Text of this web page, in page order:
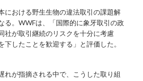
における野生生物の違法取引の課題解
る。WWFは、「国際的に象牙取引の政
社が取引継続のリスクを十分に考慮
下したことを歓迎する」と評価した。
れが指摘される中で、こうした取り組